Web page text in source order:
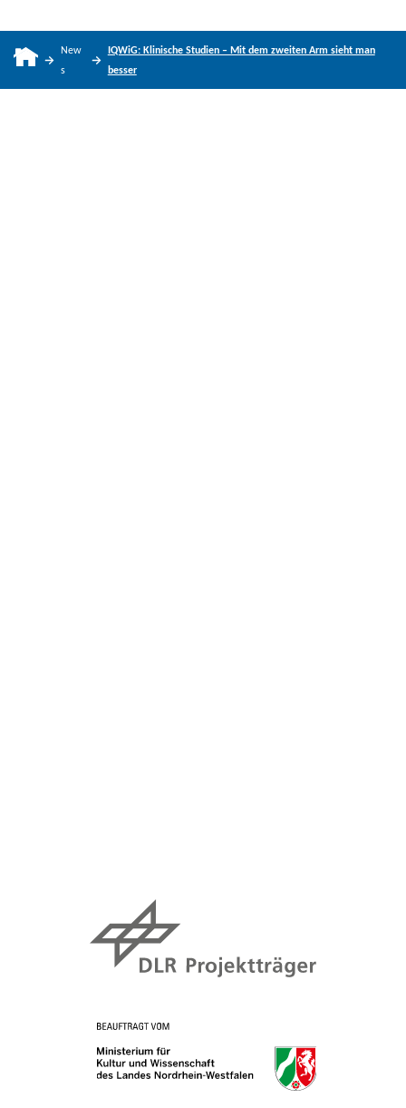
New
s
IQWiG: Klinische Studien – Mit dem zweiten Arm sieht man
besser